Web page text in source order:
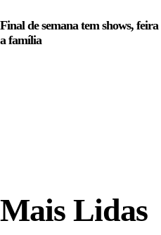
Final de semana tem shows,
a família
Mais Lidas